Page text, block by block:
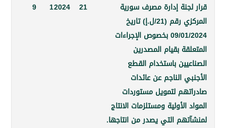
إدارة مصرف سورية
المركزي رقم (21/ل.إ) تاريخ
09/01/2024 بخصوص الإجراءات
بقيام المصدرين
باستخدام القطع
الناجم عن عائدات
لتمويل مستوردات
ومستلزمات الانتاج
التي يصدر من انتاجها.
21